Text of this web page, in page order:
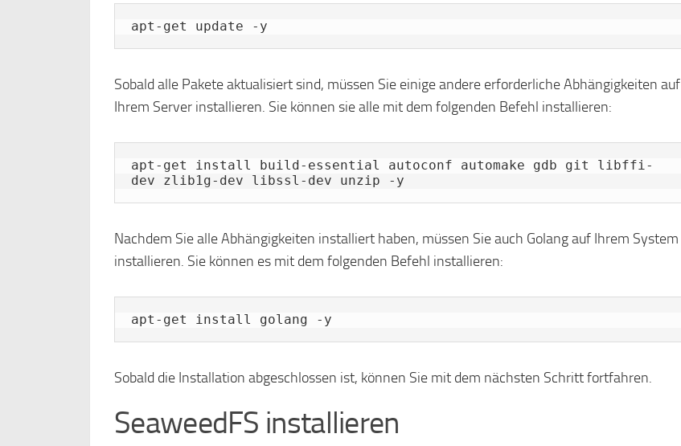
apt-get update -y
Sobald alle Pakete aktualisiert sind, müssen Sie einige andere erforderliche Abhängigkeiten auf
Ihrem Server installieren. Sie können sie alle mit dem folgenden Befehl installieren:
apt-get install build-essential autoconf automake gdb git libffi-
dev zlib1g-dev libssl-dev unzip -y
Nachdem Sie alle Abhängigkeiten installiert haben, müssen Sie auch Golang auf Ihrem System
installieren. Sie können es mit dem folgenden Befehl installieren:
apt-get install golang -y
Sobald die Installation abgeschlossen ist, können Sie mit dem nächsten Schritt fortfahren.
SeaweedFS installieren